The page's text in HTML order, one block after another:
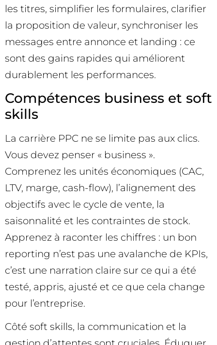
les titres, simplifier les formulaires, clarifier
la proposition de valeur, synchroniser les
messages entre annonce et landing : ce
sont des gains rapides qui améliorent
durablement les performances.
Compétences business et soft
skills
La carrière PPC ne se limite pas aux clics.
Vous devez penser « business ».
Comprenez les unités économiques (CAC,
LTV, marge, cash-flow), l’alignement des
objectifs avec le cycle de vente, la
saisonnalité et les contraintes de stock.
Apprenez à raconter les chiffres : un bon
reporting n’est pas une avalanche de KPIs,
c’est une narration claire sur ce qui a été
testé, appris, ajusté et ce que cela change
pour l’entreprise.
Côté soft skills, la communication et la